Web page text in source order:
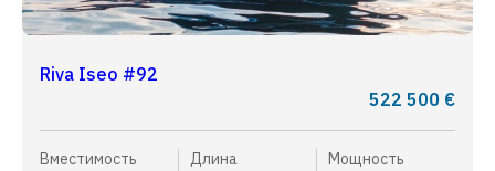
Riva Iseo #92
522 500 €
Вместимость Длина Мощность